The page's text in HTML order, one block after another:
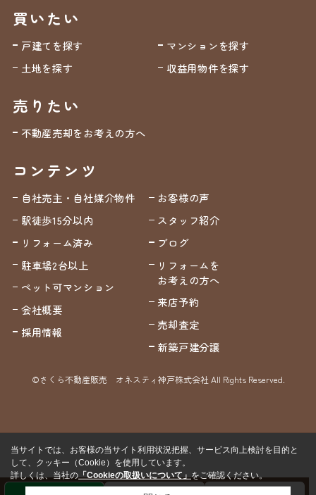
買いたい
戸建てを探す
マンションを探す
土地を探す
収益用物件を探す
売りたい
不動産売却をお考えの方へ
コンテンツ
自社売主・自社媒介物件
駅徒歩15分以内
リフォーム済み
駐車場2台以上
ペット可マンション
会社概要
採用情報
お客様の声
スタッフ紹介
ブログ
リフォームを
お考えの方へ
来店予約
売却査定
新築戸建分譲
©さくら不動産販売 オネスティ神戸株式会社 All Rights Reserved.
当サイトでは、お客様の当サイト利用状況把握、サービス向上検討を目的と
して、クッキー（Cookie）を使用しています。
詳しくは、当社の「Cookieの取扱いについて」をご確認ください。